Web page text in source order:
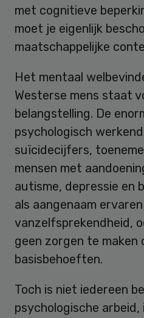
met cognitieve
moet je eigenlijk
maatschappelijke
Het mentaal
Westerse mens staat
belangstelling. De
psychologisch
suïcidecijfers,
mensen met
autisme, depressie en
als aangenaam
vanzelfsprekendheid,
geen zorgen te maken
basisbehoeften.
Toch is niet iedereen
psychologische